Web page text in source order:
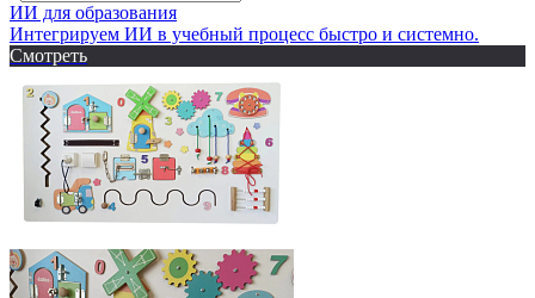
ИИ для образования
Интегрируем ИИ в учебный процесс быстро и системно.
Смотреть